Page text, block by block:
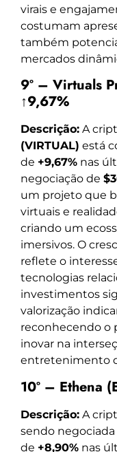
virais e
costumam
também
mercados
9º – Virtuals
↑9,67%
Descrição: A
(VIRTUAL) está
de +9,67% nas
negociação de
um projeto que
virtuais e
criando um
imersivos. O
reflete o
tecnologias
investimentos
valorização
reconhecendo o
inovar na
entretenimento
10º – Ethena
Descrição: A
sendo negociada
de +8,90% nas